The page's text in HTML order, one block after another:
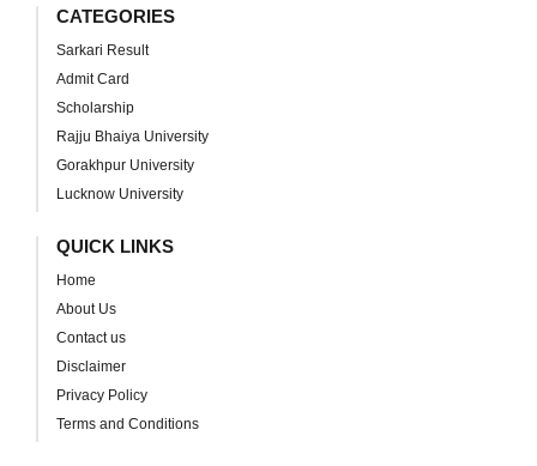
CATEGORIES
Sarkari Result
Admit Card
Scholarship
Rajju Bhaiya University
Gorakhpur University
Lucknow University
QUICK LINKS
Home
About Us
Contact us
Disclaimer
Privacy Policy
Terms and Conditions